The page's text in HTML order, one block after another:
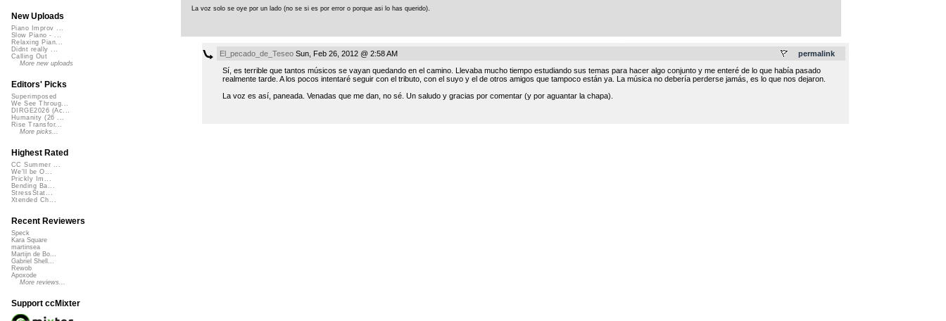
La voz solo se oye por un lado (no se si es por error o porque asi lo has querido).
permalink
El_pecado_de_TeseoSun, Feb 26, 2012 @ 2:58 AM
Sí, es terrible que tantos músicos se vayan quedando en el camino. Llevaba mucho tiempo estudiando sus temas para hacer algo conjunto y me enteré de lo que había pasado
realmente tarde. A los pocos intentaré seguir con el tributo, con el suyo y el de otros amigos que tampoco están ya. La música no debería perderse jamás, es lo que nos dejaron.
La voz es así, paneada. Venadas que me dan, no sé. Un saludo y gracias por comentar (y por aguantar la chapa).
New Uploads
Piano Improv ...
Slow Piano - ...
Relaxing Pian...
Didnt really ...
Calling Out
More new uploads
Editors' Picks
Superimposed
We See Throug...
DIRGE2026 (Ac...
Humanity (26 ...
Rise Transfor...
More picks...
Highest Rated
CC Summer ...
We'll be O...
Prickly Im...
Bending Ba...
StressStat...
Xtended Ch...
Recent Reviewers
Speck
Kara Square
martinsea
Martijn de Bo...
Gabriel Shell...
Rewob
Apoxode
More reviews...
Support ccMixter